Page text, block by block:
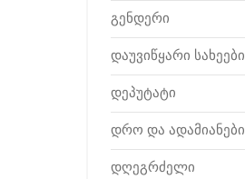
გენდერი
დაუვიწყარი სახეები
დეპუტატი
დრო და ადამიანები
დღეგრძელი